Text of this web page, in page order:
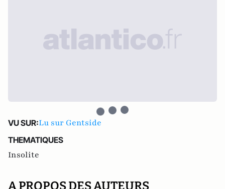
VU SUR:Lu sur Gentside
THEMATIQUES
Insolite
A PROPOS DES AUTEURS